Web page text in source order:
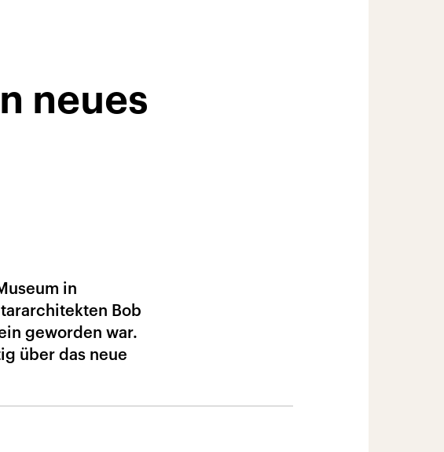
neues
in
Bob
geworden war.
über das neue